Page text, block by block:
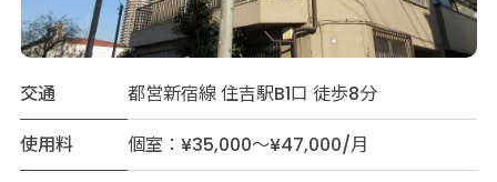
交通
都営新宿線 住吉駅B1口 徒歩8分
使用料
個室：¥35,000～¥47,000/月